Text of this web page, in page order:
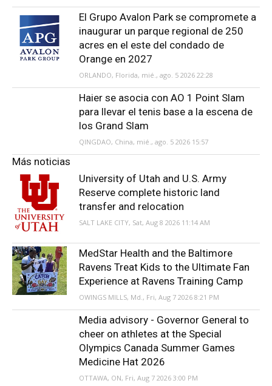
El Grupo Avalon Park se compromete a
inaugurar un parque regional de 250
acres en el este del condado de
Orange en 2027
ORLANDO, Florida, mié., ago. 5 2026 22:28
Haier se asocia con AO 1 Point Slam
para llevar el tenis base a la escena de
los Grand Slam
QINGDAO, China, mié., ago. 5 2026 15:57
Más noticias
University of Utah and U.S. Army
Reserve complete historic land
transfer and relocation
SALT LAKE CITY, Sat, Aug 8 2026 11:14 AM
MedStar Health and the Baltimore
Ravens Treat Kids to the Ultimate Fan
Experience at Ravens Training Camp
OWINGS MILLS, Md., Fri, Aug 7 2026 8:21 PM
Media advisory - Governor General to
cheer on athletes at the Special
Olympics Canada Summer Games
Medicine Hat 2026
OTTAWA, ON, Fri, Aug 7 2026 3:00 PM